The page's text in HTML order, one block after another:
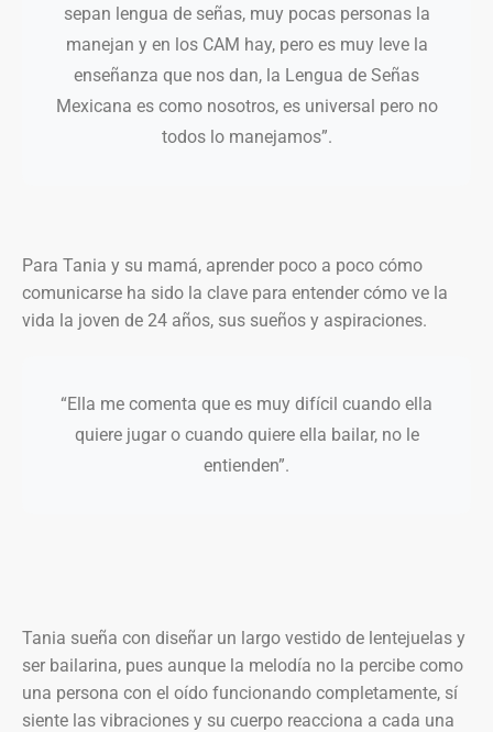
sepan lengua de señas, muy pocas personas la
manejan y en los CAM hay, pero es muy leve la
enseñanza que nos dan, la Lengua de Señas
Mexicana es como nosotros, es universal pero no
todos lo manejamos”.
Para Tania y su mamá, aprender poco a poco cómo
comunicarse ha sido la clave para entender cómo ve la
vida la joven de 24 años, sus sueños y aspiraciones.
“Ella me comenta que es muy difícil cuando ella
quiere jugar o cuando quiere ella bailar, no le
entienden”.
Tania sueña con diseñar un largo vestido de lentejuelas y
ser bailarina, pues aunque la melodía no la percibe como
una persona con el oído funcionando completamente, sí
siente las vibraciones y su cuerpo reacciona a cada una